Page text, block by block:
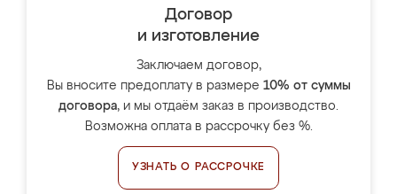
Договор
и изготовление
Заключаем договор,
Вы вносите предоплату в размере 10% от суммы
договора, и мы отдаём заказ в производство.
Возможна оплата в рассрочку без %.
УЗНАТЬ О РАССРОЧКЕ